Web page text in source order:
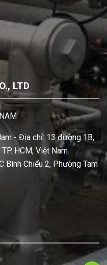
LTD
- Địa chỉ: 13 đường 1B,
HCM, Việt Nam.
Bình Chiểu 2, Phường Tam